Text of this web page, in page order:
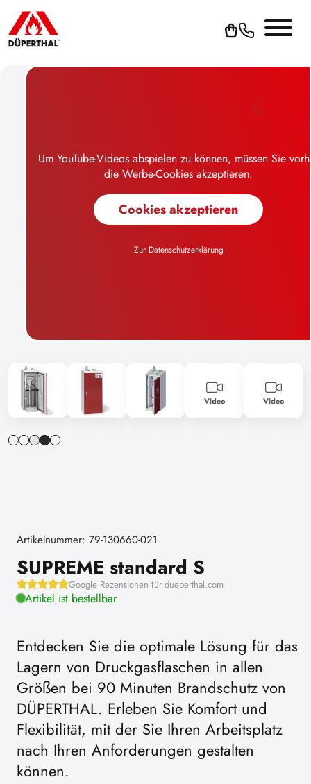
Video Video
Artikelnummer: 79-130660-021
SUPREME standard S
Google Rezensionen für dueperthal.com
Artikel ist bestellbar
Entdecken Sie die optimale Lösung für das
Lagern von Druckgasflaschen in allen
Größen bei 90 Minuten Brandschutz von
DÜPERTHAL. Erleben Sie Komfort und
Flexibilität, mit der Sie Ihren Arbeitsplatz
nach Ihren Anforderungen gestalten
können.